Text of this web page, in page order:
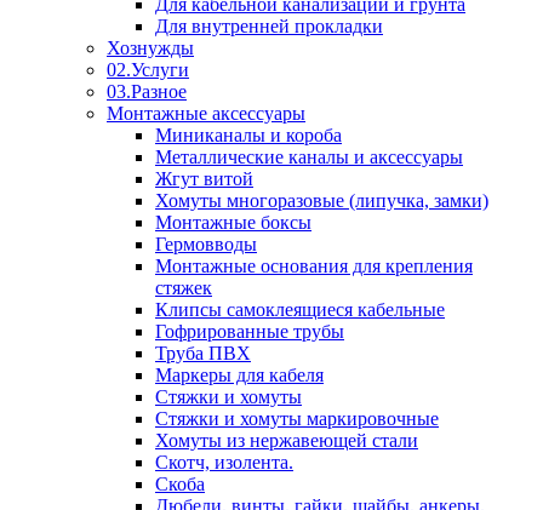
Для кабельной канализации и грунта
Для внутренней прокладки
Хознужды
02.Услуги
03.Разное
Монтажные аксессуары
Миниканалы и короба
Металлические каналы и аксессуары
Жгут витой
Хомуты многоразовые (липучка, замки)
Монтажные боксы
Гермовводы
Монтажные основания для крепления
стяжек
Клипсы самоклеящиеся кабельные
Гофрированные трубы
Труба ПВХ
Маркеры для кабеля
Стяжки и хомуты
Стяжки и хомуты маркировочные
Хомуты из нержавеющей стали
Скотч, изолента.
Скоба
Дюбели, винты, гайки, шайбы, анкеры.